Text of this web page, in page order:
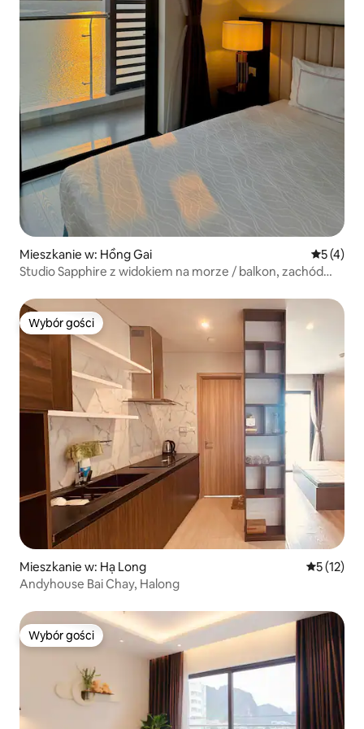
Mieszkanie w: Hồng Gai Średnia
5 (4)
Studio Sapphire z widokiem na morze / balkon, zachód
Wybór gości
Wybór gości
Mieszkanie w: Hạ Long Średnia
5 (12)
Andyhouse Bai Chay, Halong
Wybór gości
Wybór gości